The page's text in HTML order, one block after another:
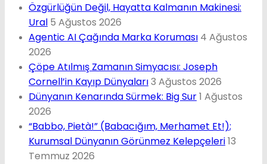
Özgürlüğün Değil, Hayatta Kalmanın Makinesi:
Ural 5 Ağustos 2026
Agentic AI Çağında Marka Koruması 4 Ağustos
2026
Çöpe Atılmış Zamanın Simyacısı: Joseph
Cornell’in Kayıp Dünyaları3 Ağustos 2026
Dünyanın Kenarında Sürmek: Big Sur1 Ağustos
2026
“Babbo, Pietà!” (Babacığım, Merhamet Et!);
Kurumsal Dünyanın Görünmez Kelepçeleri13
Temmuz 2026